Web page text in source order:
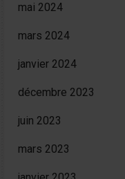
mai 2024
mars 2024
janvier 2024
décembre 2023
juin 2023
mars 2023